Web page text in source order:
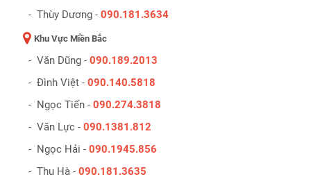
- Thùy Dương - 090.181.3634
Khu Vực Miền Bắc
- Văn Dũng - 090.189.2013
- Đình Việt - 090.140.5818
- Ngọc Tiến - 090.274.3818
- Văn Lực - 090.1381.812
- Ngọc Hải - 090.1945.856
- Thu Hà - 090.181.3635